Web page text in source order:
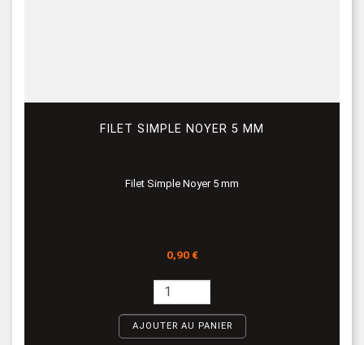
FILET SIMPLE NOYER 5 MM
Filet Simple Noyer 5 mm
Prix
0,90 €
AJOUTER AU PANIER